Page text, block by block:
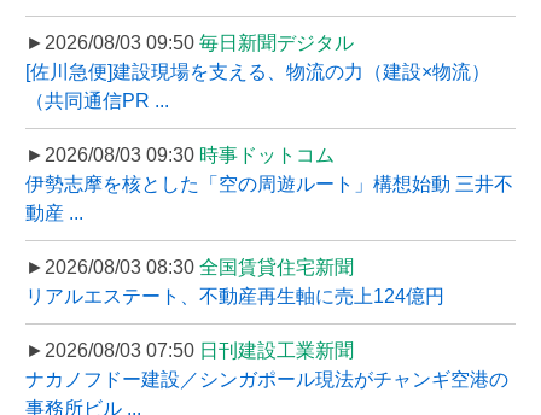
►2026/08/03 09:50 毎日新聞デジタル
[佐川急便]建設現場を支える、物流の力（建設×物流）
（共同通信PR ...
►2026/08/03 09:30 時事ドットコム
伊勢志摩を核とした「空の周遊ルート」構想始動 三井不
動産 ...
►2026/08/03 08:30 全国賃貸住宅新聞
リアルエステート、不動産再生軸に売上124億円
►2026/08/03 07:50 日刊建設工業新聞
ナカノフドー建設／シンガポール現法がチャンギ空港の
事務所ビル ...